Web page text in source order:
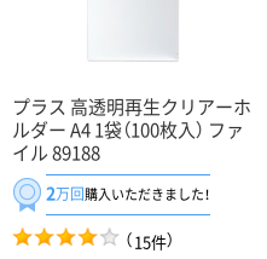
プラス 高透明再生クリアーホ
ルダー A4 1袋（100枚入） ファ
イル 89188
2万回購入いただきました！
（15件）